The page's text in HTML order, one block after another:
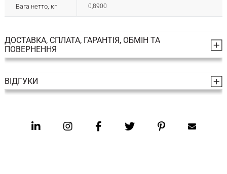
Вага нетто, кг 0,8900
ДОСТАВКА, СПЛАТА, ГАРАНТІЯ, ОБМІН ТА
ПОВЕРНЕННЯ
ВІДГУКИ